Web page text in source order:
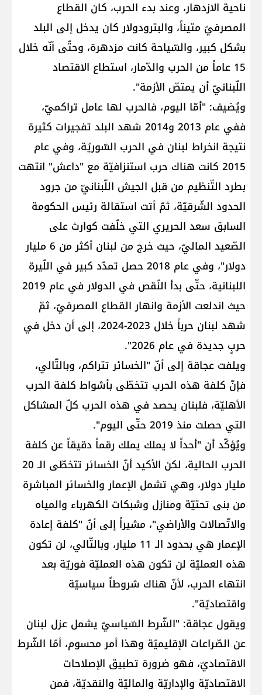
ناحية الازدهار، وعند بدء الحرب، كان القطاع
المصرفيّ متيناً، والبترودولار كان يدخل إلى البلد
بشكل كبير، والسّياحة كانت مزدهرة، وحتّى أنّه خلال
15 عاماً من الحرب والدّمار، استطاع الاقتصاد
اللّبنانيّ أن يمتصّ الأزمة".
ويُضيف: "أمّا اليوم، فالحرب لها عامل تراكميّ،
ففي عام 2013 و2014 شهد البلد تفجيرات كثيرة
نتيجة انخراط لبنان في الحرب السّوريّة، وفي عام
2015 كانت هناك حرب استنزافيّة مع "داعش" انتهت
بطرد التّنظيم من قبل الجيش اللّبنانيّ من جرود
الحدود الشّرقيّة، ثمّ أتت استقالة رئيس الحكومة
السابق سعد الحريري التي خلّفت كوارث على
الصّعيد الماليّ، حيث خرج من لبنان أكثر من 6 مليار
دولار"، وفي عام 2018 حصل تمدّد كبير في اللّيرة
اللبنانية، حتّى بدأ النّقص في الدولار في عام 2019
حيث اندلعت الأزمة وانهار القطاع المصرفيّ، ثمّ
شهد لبنان حرباً خلال 2023-2024، إلى أن دخل في
حربٍ جديدة في عام 2026".
ويلفت عجاقة إلى أنّ "الخسائر تتراكم، وبالتّالي،
فإنّ كلفة هذه الحرب تتخطّى بأشواط كلفة الحرب
الأهليّة، فلبنان يحصد في هذه الحرب كلّ المشاكل
التي حصلت منذ 2019 حتّى اليوم".
ويُؤكّد أن "أحداً لا يملك يملك رقماً دقيقاً عن كلفة
الحرب الحالية، لكن الأكيد أنّ الخسائر تتخطّى الـ 20
مليار دولار، وهي تشمل الإعمار والخسائر المباشرة
من بنى تحتيّة ومنازل وشبكات الكهرباء والمياه
والاتّصالات والأراضي"، مشيراً إلى أنّ "كلفة إعادة
الإعمار هي بحدود الـ 11 مليار، وبالتّالي، لن تكون
هذه العمليّة لن تكون هذه العمليّة فوريّة بعد
انتهاء الحرب، لأنّ هناك شروطاً سياسيّة
واقتصاديّة".
ويقول عجاقة: "الشّرط السّياسيّ يشمل عزل لبنان
عن الصّراعات الإقليميّة وهذا أمر محسوم، أمّا الشّرط
الاقتصاديّ، فهو ضرورة تطبيق الإصلاحات
الاقتصاديّة والإداريّة والماليّة والنقديّة، فمن